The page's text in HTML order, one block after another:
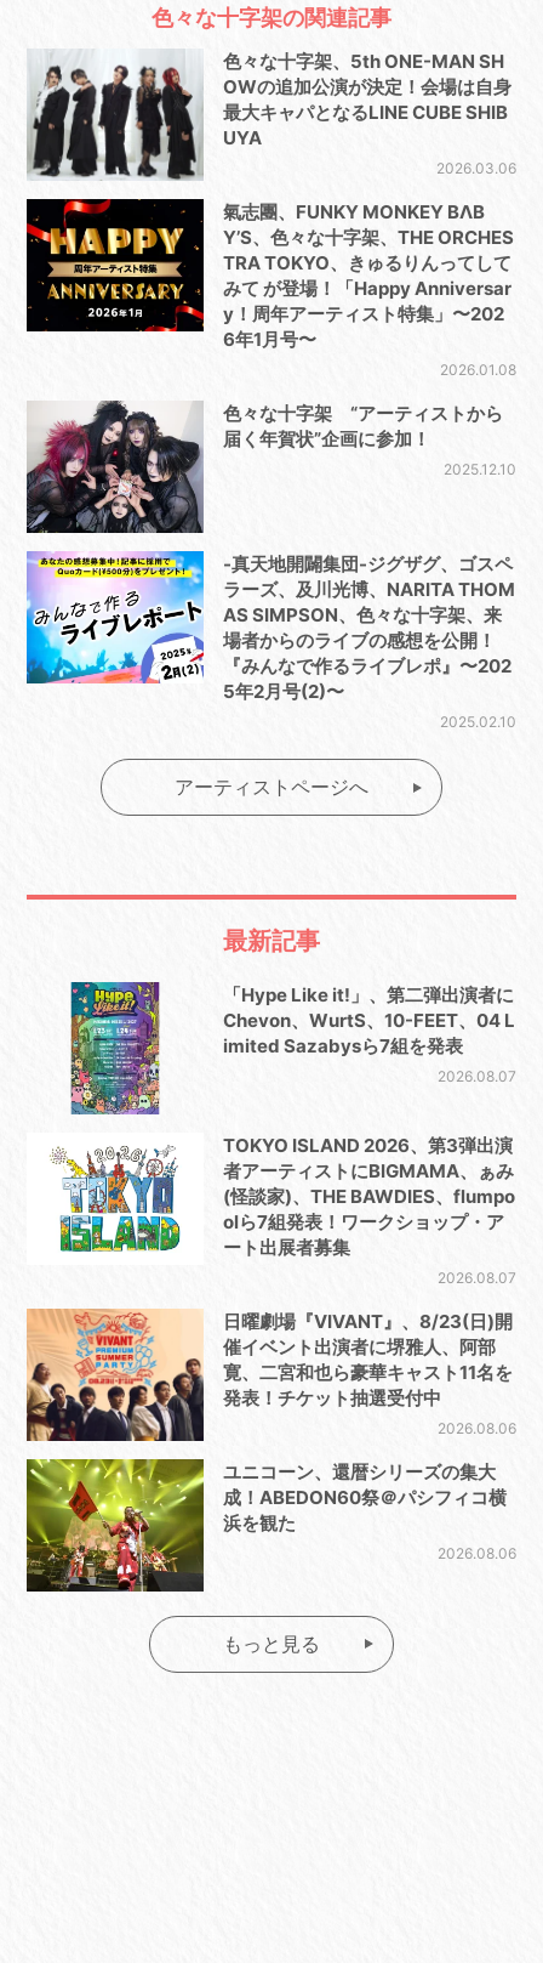
色々な十字架の関連記事
色々な十字架、5th ONE-MAN SH
OWの追加公演が決定！会場は自身
最大キャパとなるLINE CUBE SHIB
UYA
2026.03.06
氣志團、FUNKY MONKEY BΛB
Y’S、色々な十字架、THE ORCHES
TRA TOKYO、きゅるりんってして
みて が登場！「Happy Anniversar
y！周年アーティスト特集」〜202
6年1月号〜
2026.01.08
色々な十字架 “アーティストから
届く年賀状”企画に参加！
2025.12.10
-真天地開闢集団-ジグザグ、ゴスペ
ラーズ、及川光博、NARITA THOM
AS SIMPSON、色々な十字架、来
場者からのライブの感想を公開！
『みんなで作るライブレポ』〜202
5年2月号(2)〜
2025.02.10
アーティストページへ
最新記事
「Hype Like it!」、第二弾出演者に
Chevon、WurtS、10-FEET、04 L
imited Sazabysら7組を発表
2026.08.07
TOKYO ISLAND 2026、第3弾出演
者アーティストにBIGMAMA、ぁみ
(怪談家)、THE BAWDIES、flumpo
olら7組発表！ワークショップ・ア
ート出展者募集
2026.08.07
日曜劇場『VIVANT』、8/23(日)開
催イベント出演者に堺雅人、阿部
寛、二宮和也ら豪華キャスト11名を
発表！チケット抽選受付中
2026.08.06
ユニコーン、還暦シリーズの集大
成！ABEDON60祭＠パシフィコ横
浜を観た
2026.08.06
もっと見る